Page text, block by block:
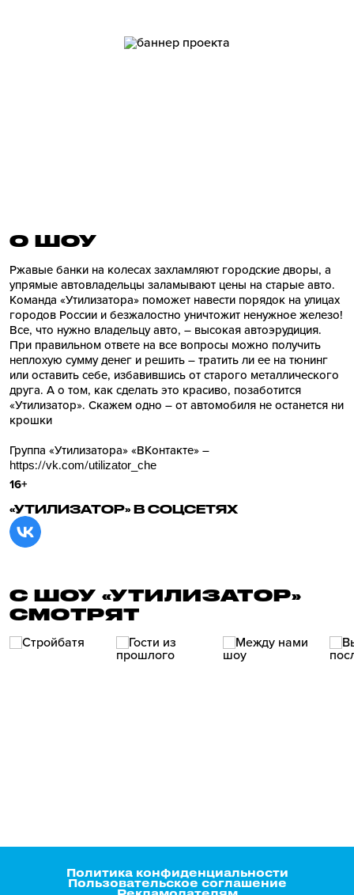
О ШОУ
Ржавые банки на колесах захламляют городские дворы, а
упрямые автовладельцы заламывают цены на старые авто.
Команда «Утилизатора» поможет навести порядок на улицах
городов России и безжалостно уничтожит ненужное железо!
Все, что нужно владельцу авто, – высокая автоэрудиция.
При правильном ответе на все вопросы можно получить
неплохую сумму денег и решить – тратить ли ее на тюнинг
или оставить себе, избавившись от старого металлического
друга. А о том, как сделать это красиво, позаботится
«Утилизатор». Скажем одно – от автомобиля не останется ни
крошки
Группа «Утилизатора» «ВКонтакте» –
https://vk.com/utilizator_che
16+
«УТИЛИЗАТОР» В СОЦСЕТЯХ
С ШОУ «УТИЛИЗАТОР»
СМОТРЯТ
Политика конфиденциальности
Пользовательское соглашение